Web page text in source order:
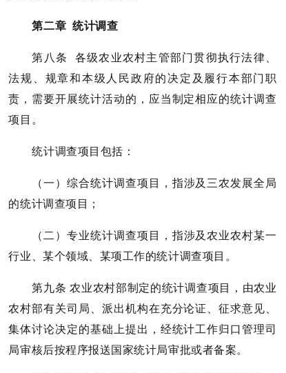
第二章 统计调查
第八条 各级农业农村主管部门贯彻执行法律、
法规、规章和本级人民政府的决定及履行本部门职
责，需要开展统计活动的，应当制定相应的统计调查
项目。
统计调查项目包括：
（一）综合统计调查项目，指涉及三农发展全局
的统计调查项目；
（二）专业统计调查项目，指涉及农业农村某一
行业、某个领域、某项工作的统计调查项目。
第九条 农业农村部制定的统计调查项目，由农业
农村部有关司局、派出机构在充分论证、征求意见、
集体讨论决定的基础上提出，经统计工作归口管理司
局审核后按程序报送国家统计局审批或者备案。